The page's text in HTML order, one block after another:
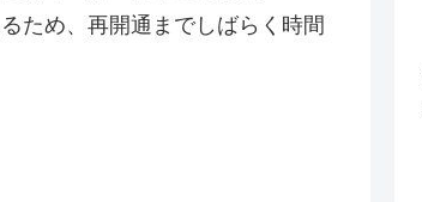
ため、再開通までしばらく時間